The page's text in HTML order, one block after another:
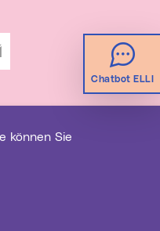
Chatbot ELLI